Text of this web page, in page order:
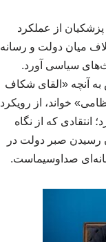
پزشکیان از عملکرد
میان دولت و رسانه
سیاسی آورد.
آنچه «القای شکاف
خواند، از رویکرد
انتقادی که از نگاه
رسیدن صبر دولت در
صداوسیماست.